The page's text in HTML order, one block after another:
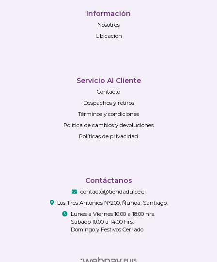
Información
Nosotros
Ubicación
Servicio Al Cliente
Contacto
Despachos y retiros
Términos y condiciones
Política de cambios y devoluciones
Políticas de privacidad
Contáctanos
contacto@tiendadulce.cl
Los Tres Antonios N°200, Ñuñoa, Santiago.
Lunes a Viernes 10:00 a 18:00 hrs.
Sábado 10:00 a 14:00 hrs.
Domingo y Festivos Cerrado